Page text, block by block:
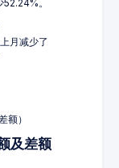
。
月减少了
额）
及差额